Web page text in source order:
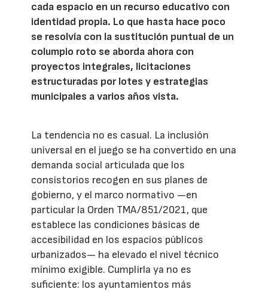
cada espacio en un recurso educativo con
identidad propia. Lo que hasta hace poco
se resolvía con la sustitución puntual de un
columpio roto se aborda ahora con
proyectos integrales, licitaciones
estructuradas por lotes y estrategias
municipales a varios años vista.
La tendencia no es casual. La inclusión
universal en el juego se ha convertido en una
demanda social articulada que los
consistorios recogen en sus planes de
gobierno, y el marco normativo —en
particular la Orden TMA/851/2021, que
establece las condiciones básicas de
accesibilidad en los espacios públicos
urbanizados— ha elevado el nivel técnico
mínimo exigible. Cumplirla ya no es
suficiente: los ayuntamientos más